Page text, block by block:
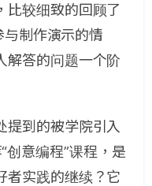
比较细致的回顾了
制作演示的情
解答的问题一个阶
提到的被学院引入
意编程”课程，是
者实践的继续？它